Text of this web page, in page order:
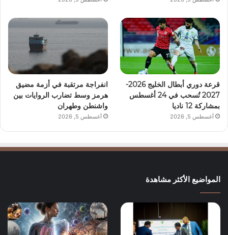
قرعة دوري أبطال الخليج 2026-
2027 تُسحب في 24 أغسطس
بمشاركة 12 ناديا
أغسطس 5, 2026
انفراجة مرتقبة في أزمة مضيق
هرمز وسط تضارب الروايات بين
واشنطن وطهران
أغسطس 5, 2026
المواضيع الأكثر مشاهدة